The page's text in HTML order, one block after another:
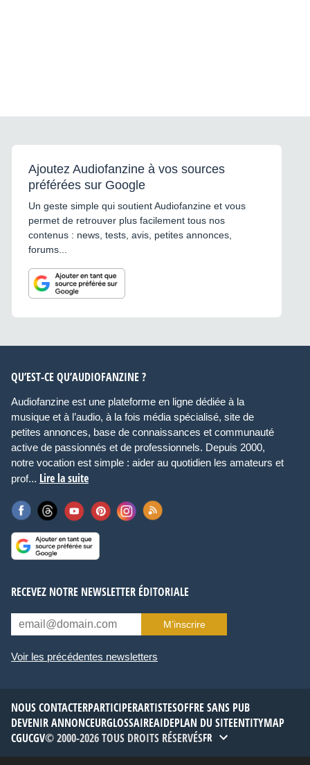
Ajoutez Audiofanzine à vos sources
préférées sur Google
Un geste simple qui soutient Audiofanzine et vous
permet de retrouver plus facilement tous nos
contenus : news, tests, avis, petites annonces,
forums...
QU’EST-CE QU’AUDIOFANZINE ?
Audiofanzine est une plateforme en ligne dédiée à la
musique et à l’audio, à la fois média spécialisé, site de
petites annonces, base de connaissances et communauté
active de passionnés et de professionnels. Depuis 2000,
notre vocation est simple : aider au quotidien les amateurs et
prof... Lire la suite
RECEVEZ NOTRE NEWSLETTER ÉDITORIALE
M’inscrire
Voir les précédentes newsletters
NOUS CONTACTERPARTICIPERARTISTESOFFRE SANS PUB
DEVENIR ANNONCEURGLOSSAIREAIDEPLAN DU SITEENTITYMAP
CGUCGV© 2000-2026 TOUS DROITS RÉSERVÉSFR